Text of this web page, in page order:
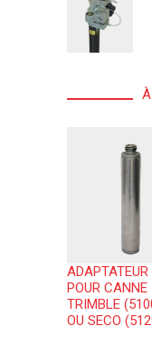
ADAPTATEUR
POUR CANNE
TRIMBLE
OU SECO